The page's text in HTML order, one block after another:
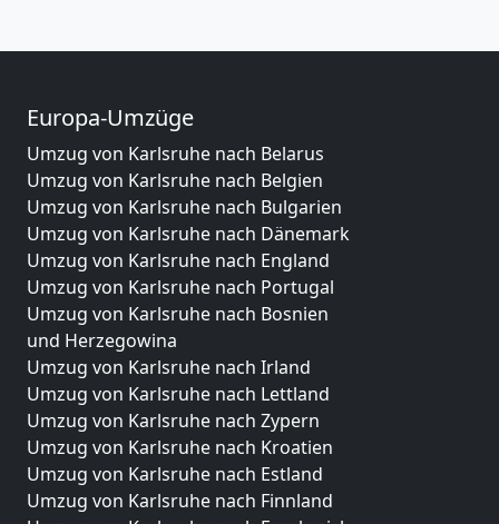
Europa-Umzüge
Umzug von Karlsruhe nach Belarus
Umzug von Karlsruhe nach Belgien
Umzug von Karlsruhe nach Bulgarien
Umzug von Karlsruhe nach Dänemark
Umzug von Karlsruhe nach England
Umzug von Karlsruhe nach Portugal
Umzug von Karlsruhe nach Bosnien
und Herzegowina
Umzug von Karlsruhe nach Irland
Umzug von Karlsruhe nach Lettland
Umzug von Karlsruhe nach Zypern
Umzug von Karlsruhe nach Kroatien
Umzug von Karlsruhe nach Estland
Umzug von Karlsruhe nach Finnland